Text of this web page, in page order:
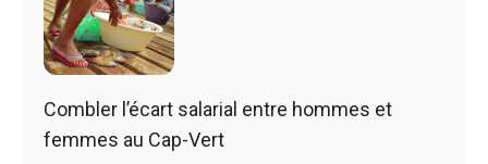
Combler l’écart salarial entre hommes et
femmes au Cap-Vert